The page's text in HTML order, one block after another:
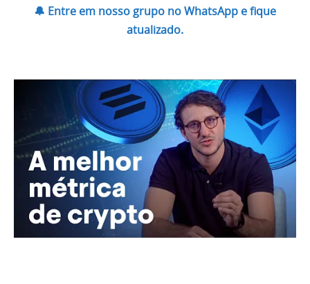
🔔 Entre em nosso grupo no WhatsApp e fique
atualizado.